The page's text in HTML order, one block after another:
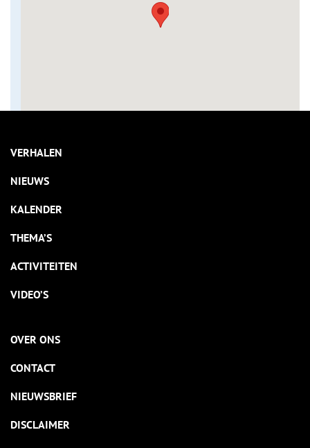
VERHALEN
NIEUWS
KALENDER
THEMA’S
ACTIVITEITEN
VIDEO’S
OVER ONS
CONTACT
NIEUWSBRIEF
DISCLAIMER